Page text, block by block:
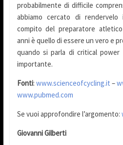
probabilmente di difficile
abbiamo cercato di
compito del preparatore
anni è quello di essere un vero e
quando si parla di critical
importante.
Fonti: www.scienceofcycling.it –
www.pubmed.com
Se vuoi approfondire l’argomento:
Giovanni Gilberti